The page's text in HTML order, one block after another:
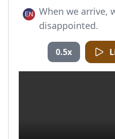
When we arrive,
disappointed.
0.5x